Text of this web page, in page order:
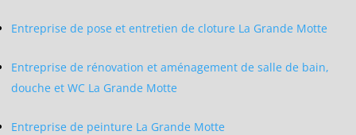
Entreprise de pose et entretien de cloture La Grande Motte
Entreprise de rénovation et aménagement de salle de bain,
douche et WC La Grande Motte
Entreprise de peinture La Grande Motte